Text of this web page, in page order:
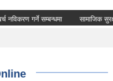
नविकरण गर्ने सम्बन्धमा